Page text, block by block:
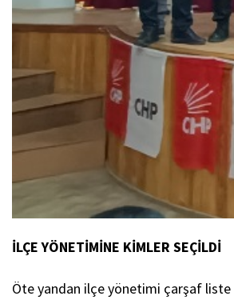
İLÇE YÖNETİMİNE KİMLER SEÇİLDİ
Öte yandan ilçe yönetimi çarşaf liste